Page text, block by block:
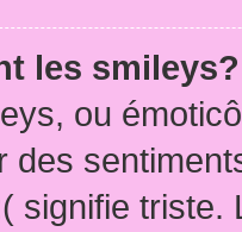
les smileys?
ou
des
signifie triste.